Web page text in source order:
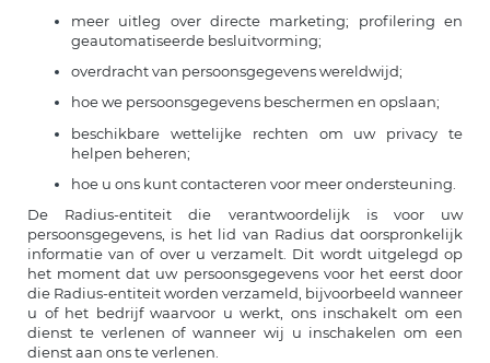
meer uitleg over directe marketing; profilering en
geautomatiseerde besluitvorming;
overdracht van persoonsgegevens wereldwijd;
hoe we persoonsgegevens beschermen en opslaan;
beschikbare wettelijke rechten om uw privacy te
helpen beheren;
hoe u ons kunt contacteren voor meer ondersteuning.
De Radius-entiteit die verantwoordelijk is voor uw
persoonsgegevens, is het lid van Radius dat oorspronkelijk
informatie van of over u verzamelt. Dit wordt uitgelegd op
het moment dat uw persoonsgegevens voor het eerst door
die Radius-entiteit worden verzameld, bijvoorbeeld wanneer
u of het bedrijf waarvoor u werkt, ons inschakelt om een
dienst te verlenen of wanneer wij u inschakelen om een
dienst aan ons te verlenen.